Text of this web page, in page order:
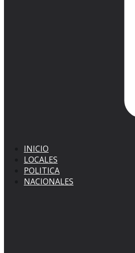
INICIO
LOCALES
POLITICA
NACIONALES